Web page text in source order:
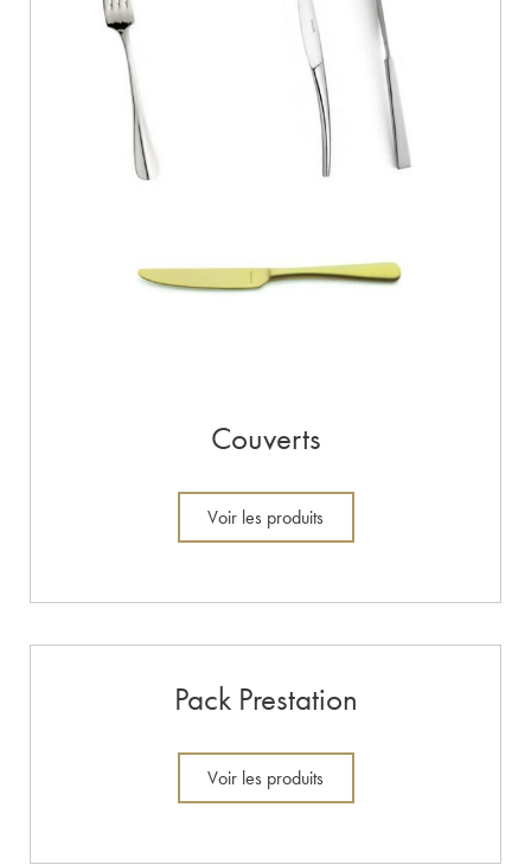
Couverts
Voir les produits
Pack Prestation
Voir les produits